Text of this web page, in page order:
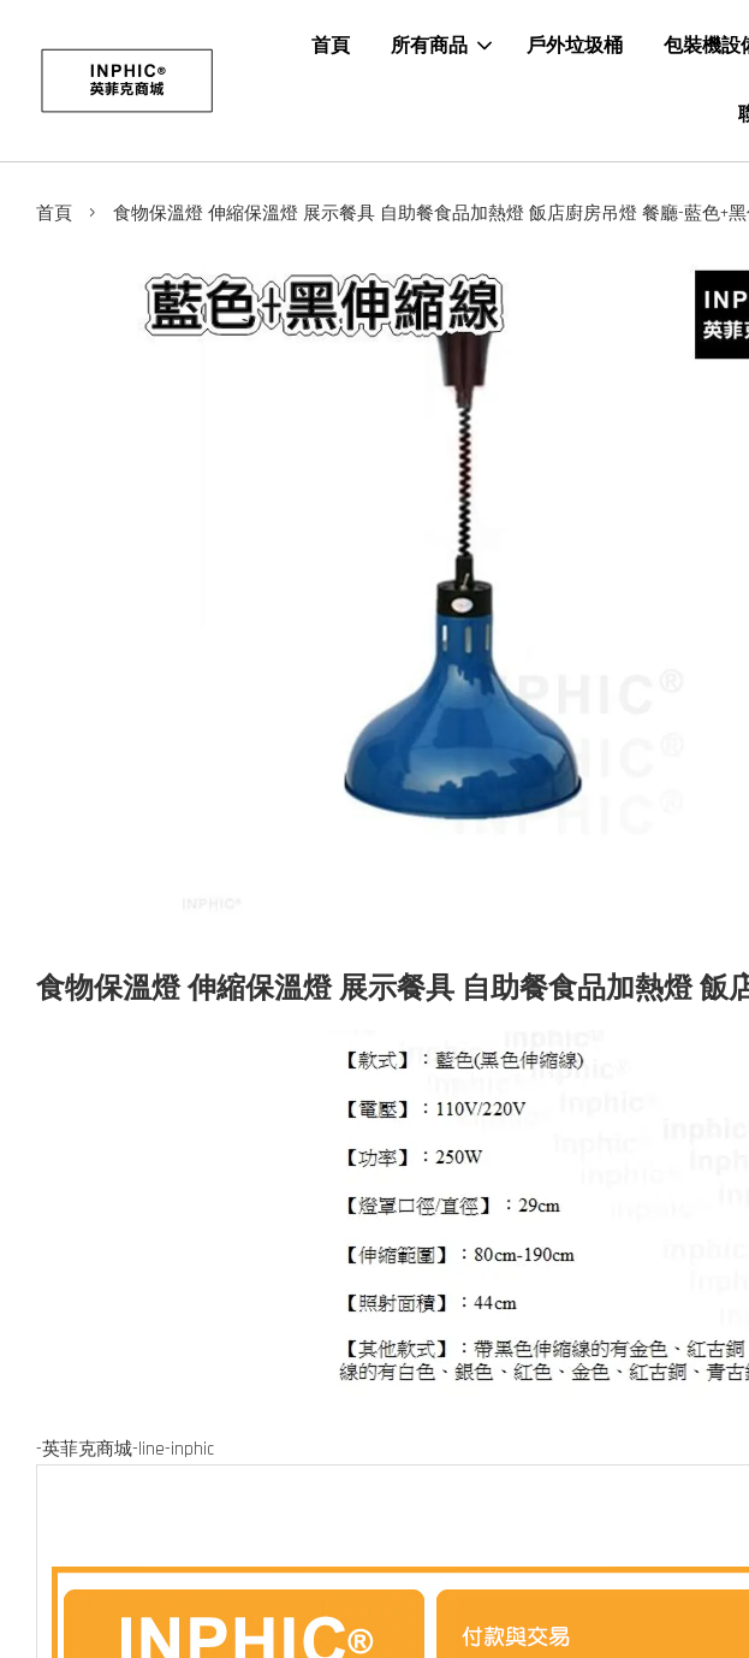
首頁 所有商品 戶外垃圾桶 包裝機設
首頁 › 食物保溫燈 伸縮保溫燈 展示餐具 自助餐食品加熱燈 飯店廚房吊燈 餐廳-藍色+
食物保溫燈 伸縮保溫燈 展示餐具 自助餐食品加熱燈 飯
-英菲克商城-line-inphic